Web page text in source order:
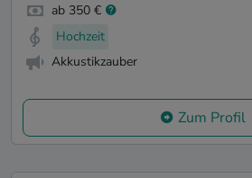
ab 350 €
Hochzeit
Akkustikzauber
Zum Profil